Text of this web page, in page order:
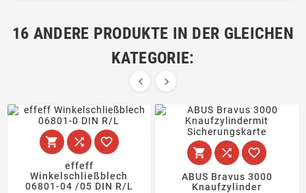
16 ANDERE PRODUKTE IN DER GLEICHEN
KATEGORIE:
 
  
effeff
Winkelschließblech
06801-04 /05 DIN R/L
  
ABUS Bravus 3000
Knaufzylinder